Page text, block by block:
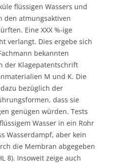
flüssigen Wassers und
den atmungsaktiven
Eine XXX %-ige
verlangt. Dies ergebe sich
bekannten
der Klagepatentschrift
M und K. Die
bezüglich der
dass sie
genügen würden. Tests
Wasser in ein Rohr
Wasserdampf, aber kein
die Membran abgegeben
8). Insoweit zeige auch